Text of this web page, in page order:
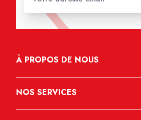
À PROPOS DE NOUS
NOS SERVICES